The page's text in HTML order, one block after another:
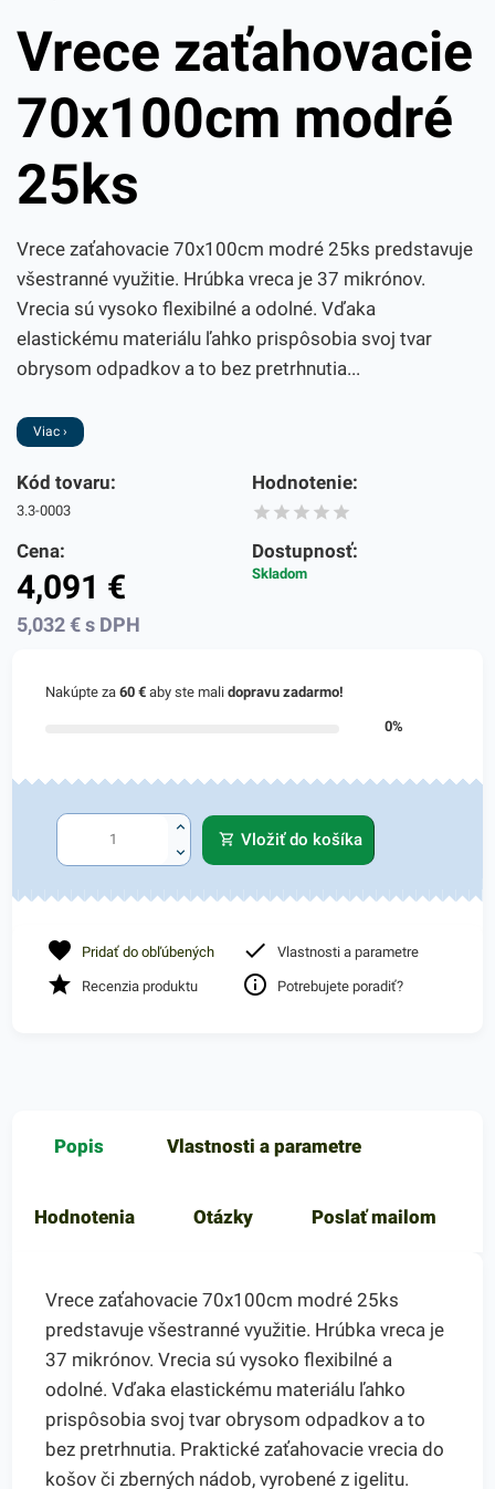
Vrece zaťahovacie
70x100cm modré
25ks
Vrece zaťahovacie 70x100cm modré 25ks predstavuje
všestranné využitie. Hrúbka vreca je 37 mikrónov.
Vrecia sú vysoko flexibilné a odolné. Vďaka
elastickému materiálu ľahko prispôsobia svoj tvar
obrysom odpadkov a to bez pretrhnutia...
Viac ›
Kód tovaru:
3.3-0003
Hodnotenie:
Cena:
4,091 €
5,032€ s DPH
Dostupnosť:
Skladom
Nakúpte za60 € aby ste malidopravu zadarmo!
0%
Vložiť do košíka
Pridať do obľúbených Vlastnosti a parametre
Recenzia produktu Potrebujete poradiť?
Popis Vlastnosti a parametre
Hodnotenia Otázky Poslať mailom
Vrece zaťahovacie 70x100cm modré 25ks
predstavuje všestranné využitie. Hrúbka vreca je
37 mikrónov. Vrecia sú vysoko flexibilné a
odolné. Vďaka elastickému materiálu ľahko
prispôsobia svoj tvar obrysom odpadkov a to
bez pretrhnutia. Praktické zaťahovacie vrecia do
košov či zberných nádob, vyrobené z igelitu.